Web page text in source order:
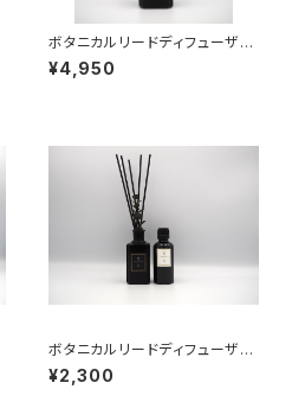
ボタニカルリードディフューザー
04
¥4,950
ボタニカルリードディフューザー
02（リフィル）
¥2,300